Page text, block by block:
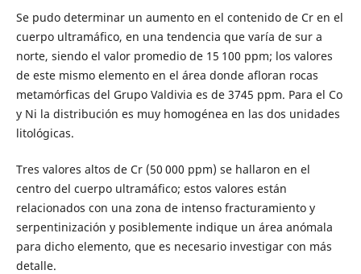
Se pudo determinar un aumento en el contenido de Cr en el
cuerpo ultramáfico, en una tendencia que varía de sur a
norte, siendo el valor promedio de 15 100 ppm; los valores
de este mismo elemento en el área don­de afloran rocas
metamórficas del Grupo Valdivia es de 3745 ppm. Para el Co
y Ni la distribución es muy homogénea en las dos unidades
litológicas.
Tres valores altos de Cr (50 000 ppm) se hallaron en el
centro del cuerpo ultramáfico; estos valores están
relacionados con una zona de intenso fracturamiento y
serpentinización y posiblemente indique un área anómala
para dicho elemento, que es necesario investigar con más
detalle.